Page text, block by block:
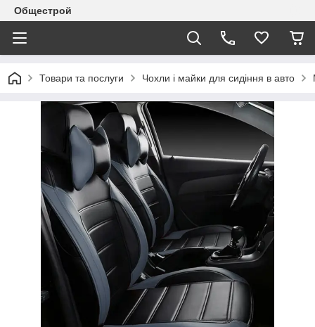
Общестрой
Товари та послуги Чохли і майки для сидіння в авто